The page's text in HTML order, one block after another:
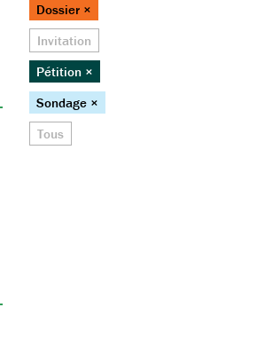
Dossier ×
Invitation
Pétition ×
Sondage ×
Tous